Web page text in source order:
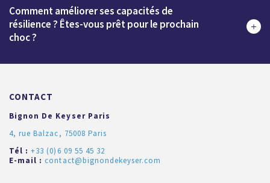
Comment améliorer ses capacités de
résilience ? Êtes-vous prêt pour le prochain
choc ?
CONTACT
Bignon De Keyser Paris
4, rue Balzac, 75008 Paris
Tél :+33 (0)6 09 55 45 32
E-mail : contact@bignondekeyser.com